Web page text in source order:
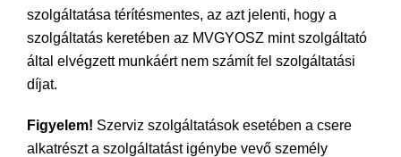
szolgáltatása térítésmentes, az azt jelenti, hogy a
szolgáltatás keretében az MVGYOSZ mint szolgáltató
által elvégzett munkáért nem számít fel szolgáltatási
díjat.
Figyelem! Szerviz szolgáltatások esetében a csere
alkatrészt a szolgáltatást igénybe vevő személy